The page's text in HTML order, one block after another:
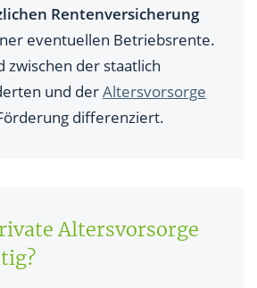
Rentenversicherung
eventuellen Betriebsrente.
zwischen der staatlich
und derAltersvorsorge
differenziert.
Altersvorsorge